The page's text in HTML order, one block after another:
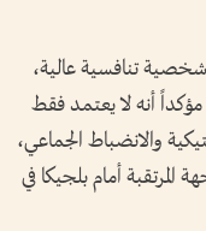
تنافسية عالية،
أنه لا يعتمد فقط
والانضباط الجماعي،
أمام بلجيكا في